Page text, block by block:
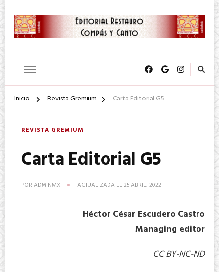
Inicio Revista Gremium Carta Editorial G5
REVISTA GREMIUM
Carta Editorial G5
POR ADMINMX ACTUALIZADA EL25 ABRIL, 2022
Héctor César Escudero Castro
Managing editor
CC BY-NC-ND